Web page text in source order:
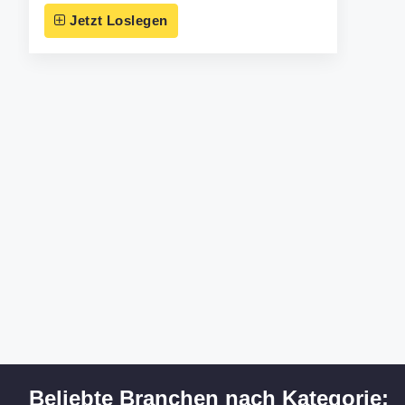
Jetzt Loslegen
Beliebte Branchen nach Kategorie: